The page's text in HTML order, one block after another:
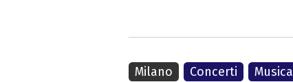
Milano Concerti Musica